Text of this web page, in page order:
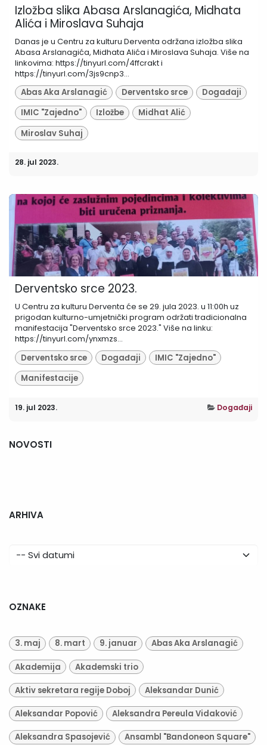
Izložba slika Abasa Arslanagića, Midhata
Alića i Miroslava Suhaja
Danas je u Centru za kulturu Derventa održana izložba slika
Abasa Arslanagića, Midhata Alića i Miroslava Suhaja. Više na
linkovima: https://tinyurl.com/4ffcrakt i
https://tinyurl.com/3js9cnp3...
Abas Aka Arslanagić
Derventsko srce
Događaji
IMIC "Zajedno"
Izložbe
Midhat Alić
Miroslav Suhaj
28. jul 2023.
Derventsko srce 2023.
U Centru za kulturu Derventa će se 29. jula 2023. u 11:00h uz
prigodan kulturno-umjetnički program održati tradicionalna
manifestacija "Derventsko srce 2023." Više na linku:
https://tinyurl.com/ynxmzs...
Derventsko srce
Događaji
IMIC "Zajedno"
Manifestacije
19. jul 2023. Događaji
NOVOSTI
ARHIVA
OZNAKE
3. maj 8. mart 9. januar Abas Aka Arslanagić
Akademija Akademski trio
Aktiv sekretara regije Doboj Aleksandar Dunić
Aleksandar Popović Aleksandra Pereula Vidaković
Aleksandra Spasojević Ansambl "Bandoneon Square"